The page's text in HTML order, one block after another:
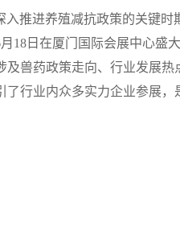
入推进养殖减抗政策的关键
18日在厦门国际会展中心盛
兽药政策走向、行业发展
行业内众多实力企业参展，